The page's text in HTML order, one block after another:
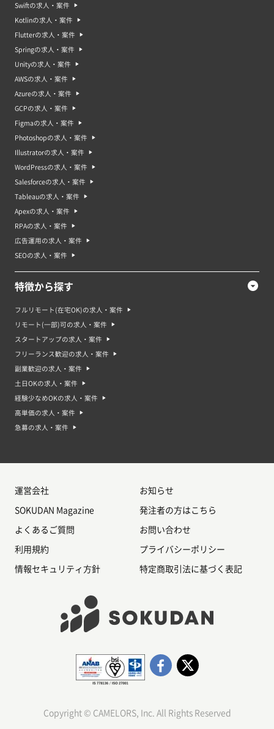
Swiftの求人・案件
Kotlinの求人・案件
Flutterの求人・案件
Springの求人・案件
Unityの求人・案件
AWSの求人・案件
Azureの求人・案件
GCPの求人・案件
Figmaの求人・案件
Photoshopの求人・案件
Illustratorの求人・案件
WordPressの求人・案件
Salesforceの求人・案件
Tableauの求人・案件
Apexの求人・案件
RPAの求人・案件
広告運用の求人・案件
SEOの求人・案件
特徴から探す
フルリモート(在宅OK)の求人・案件
リモート(一部)可の求人・案件
スタートアップの求人・案件
フリーランス歓迎の求人・案件
副業歓迎の求人・案件
土日OKの求人・案件
経験少なめOKの求人・案件
高単価の求人・案件
急募の求人・案件
運営会社 お知らせ
SOKUDAN Magazine 発注者の方はこちら
よくあるご質問 お問い合わせ
利用規約 プライバシーポリシー
情報セキュリティ方針 特定商取引法に基づく表記
Copyright © CAMELORS, Inc. All Rights Reserved